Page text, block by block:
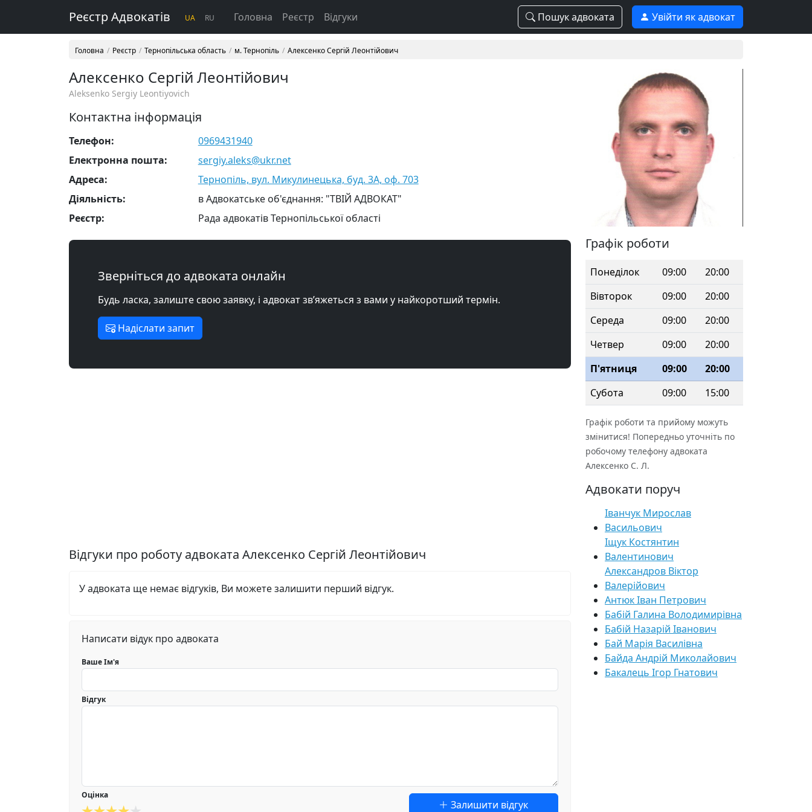
Реєстр Адвокатів UA RU Головна Реєстр Відгуки Пошук адвоката Увійти як адвокат
Головна Реєстр Тернопільська область м. Тернопіль Алексенко Сергій Леонтійович
Алексенко Сергій Леонтійович
Aleksenko Sergiy Leontiyovich
Контактна інформація
Телефон:
0969431940
Електронна пошта:
sergiy.aleks@ukr.net
Адреса:
Тернопіль, вул. Микулинецька, буд. 3А, оф. 703
Діяльність:
в Адвокатське об'єднання: "ТВІЙ АДВОКАТ"
Реєстр:
Рада адвокатів Тернопільської області
Зверніться до адвоката онлайн
Будь ласка, залиште свою заявку, і адвокат зв’яжеться з вами у найкоротший термін.
Надіслати запит
Відгуки про роботу адвоката Алексенко Сергій Леонтійович
У адвоката ще немає відгуків, Ви можете залишити перший відгук.
Написати відук про адвоката
Ваше Ім'я
Відгук
Оцінка
Залишити відгук
Графік роботи
Понеділок 09:00
20:00
Вівторок
09:00
20:00
Середа
09:00
20:00
Четвер
09:00
20:00
П'ятниця
09:00
20:00
Субота
09:00 15:00
Графік роботи та прийому можуть
змінитися! Попередньо уточніть по
робочому телефону адвоката
Алексенко С. Л.
Адвокати поруч
Іванчук Мирослав
Васильович
Іщук Костянтин
Валентинович
Александров Віктор
Валерійович
Антюк Іван Петрович
Бабій Галина Володимирівна
Бабій Назарій Іванович
Бай Марія Василівна
Байда Андрій Миколайович
Бакалець Ігор Гнатович